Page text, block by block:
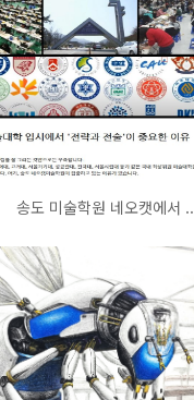
송도 미술학원 네오캣에서 ..